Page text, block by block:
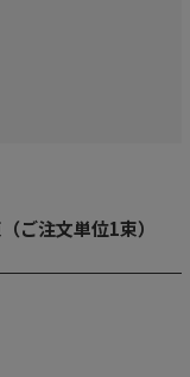
ご注文単位1束）